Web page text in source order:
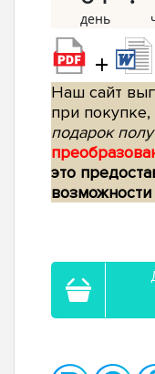
+
Наш сайт
при покупке,
подарок
это